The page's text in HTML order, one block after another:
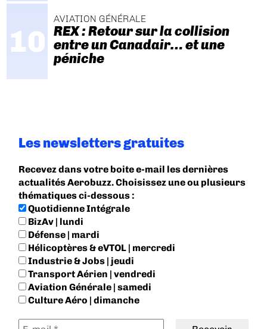
AVIATION GÉNÉRALE
REX : Retour sur la collision
entre un Canadair… et une
péniche
Les newsletters gratuites
Recevez dans votre boite e-mail les dernières
actualités Aerobuzz. Choisissez une ou plusieurs
thématiques ci-dessous :
Quotidienne Intégrale
BizAv | lundi
Défense | mardi
Hélicoptères & eVTOL | mercredi
Industrie & Jobs | jeudi
Transport Aérien | vendredi
Aviation Générale | samedi
Culture Aéro | dimanche